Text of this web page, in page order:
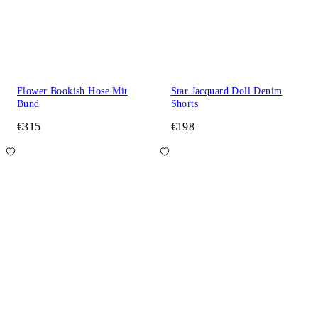
Flower Bookish Hose Mit
Bund
€315
Star Jacquard Doll Denim
Shorts
€198